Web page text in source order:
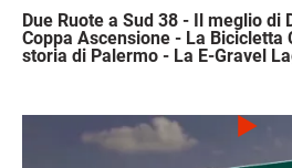
Due Ruote a Sud 38 - Il meglio di
Coppa Ascensione - La Bicicletta
storia di Palermo - La E-Gravel